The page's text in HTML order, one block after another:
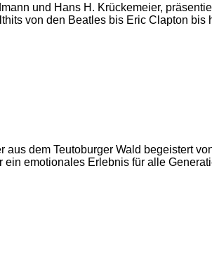
und Hans H. Krückemeier,
von den Beatles bis Eric Clapton
aus dem Teutoburger Wald begeistert
ein emotionales Erlebnis für alle